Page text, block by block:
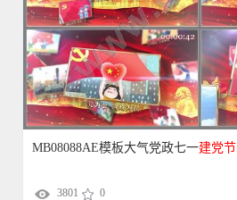
MB08088AE模板大气党政七一建党节
3801 0